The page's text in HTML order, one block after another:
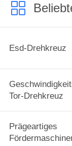
Esd-Drehkreuz
Tor-Drehkreuz
Prägeartiges